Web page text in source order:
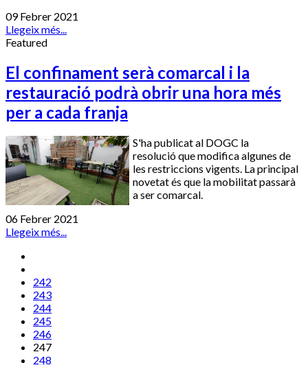
09 Febrer 2021
Llegeix més...
Featured
El confinament serà comarcal i la
restauració podrà obrir una hora més
per a cada franja
S'ha publicat al DOGC la
resolució que modifica algunes de
les restriccions vigents. La principal
novetat és que la mobilitat passarà
a ser comarcal.
06 Febrer 2021
Llegeix més...
242
243
244
245
246
247
248